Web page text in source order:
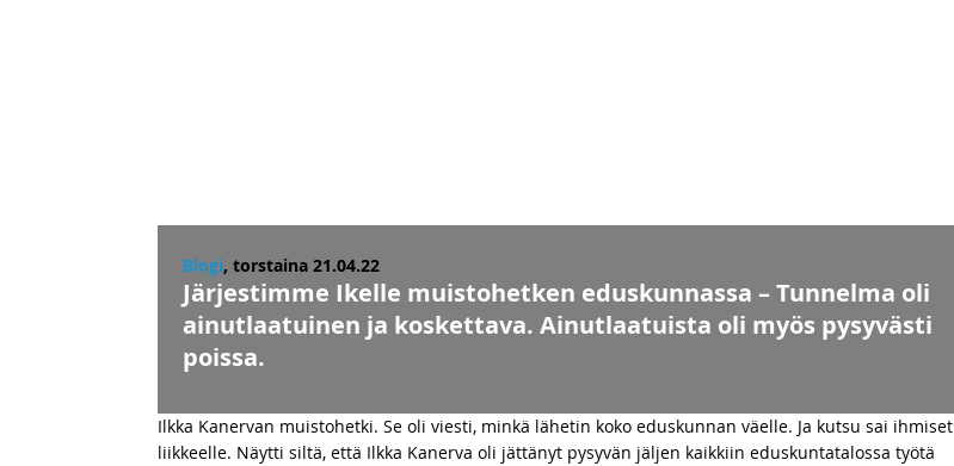
Blogi, torstaina 21.04.22
Järjestimme Ikelle muistohetken eduskunnassa – Tunnelma oli
ainutlaatuinen ja koskettava. Ainutlaatuista oli myös pysyvästi
poissa.
Ilkka Kanervan muistohetki. Se oli viesti, minkä lähetin koko eduskunnan väelle. Ja kutsu sai ihmiset
liikkeelle. Näytti siltä, että Ilkka Kanerva oli jättänyt pysyvän jäljen kaikkiin eduskuntatalossa työtä